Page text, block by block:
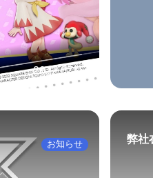
2022.07.07
お知らせ 弊社